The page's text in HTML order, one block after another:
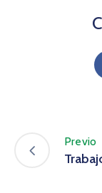
Previo